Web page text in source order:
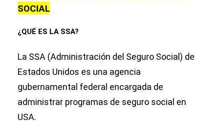
SOCIAL
¿QUÉ ES LA SSA?
La SSA (Administración del Seguro Social) de
Estados Unidos es una agencia
gubernamental federal encargada de
administrar programas de seguro social en
USA.